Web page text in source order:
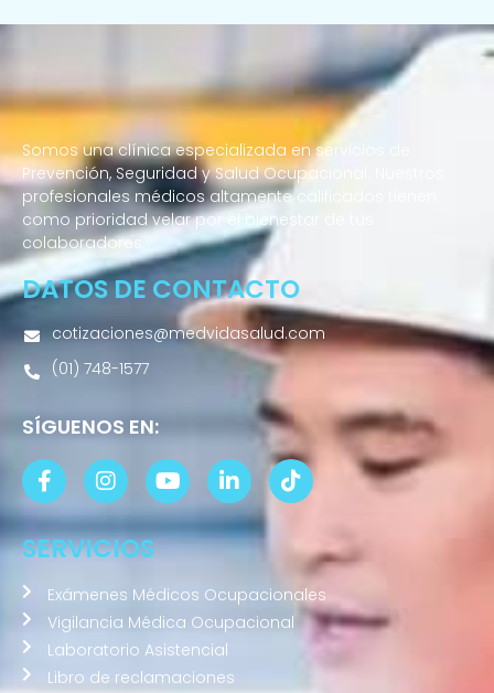
Somos una clínica especializada en servicios de
Prevención, Seguridad y Salud Ocupacional. Nuestros
profesionales médicos altamente calificados tienen
como prioridad velar por el bienestar de tus
colaboradores.
DATOS DE CONTACTO
cotizaciones@medvidasalud.com
(01) 748-1577
SÍGUENOS EN:
SERVICIOS
Exámenes Médicos Ocupacionales
Vigilancia Médica Ocupacional
Laboratorio Asistencial
Libro de reclamaciones